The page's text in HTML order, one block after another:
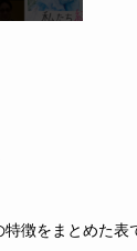
徴をまとめた表